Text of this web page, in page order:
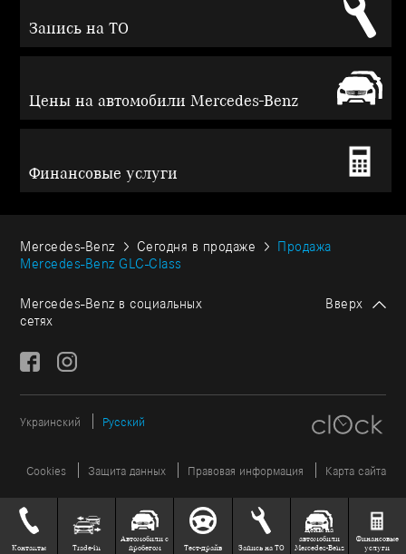
Запись на ТО
Цены на автомобили Mercedes-Benz
Финансовые услуги
Контакты Trade-in
Автомобили с
пробегом
Тест-драйв Запись на ТО
Цены на
автомобили
Mercedes-Benz
Финансовые
услуги
Mercedes-Benz Сегодня в продаже
Продажа
Mercedes-Benz GLC-Class
Mercedes-Benz в социальных
сетях
Вверх
Украинский Русский
Cookies Защита данных Правовая информация Карта сайта